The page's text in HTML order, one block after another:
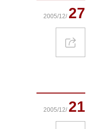
2005/12/ 27
2005/12/ 21